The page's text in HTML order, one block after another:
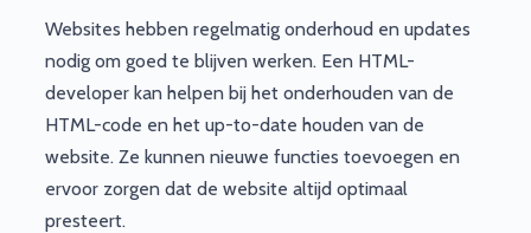
Websites hebben regelmatig onderhoud en updates
nodig om goed te blijven werken. Een HTML-
developer kan helpen bij het onderhouden van de
HTML-code en het up-to-date houden van de
website. Ze kunnen nieuwe functies toevoegen en
ervoor zorgen dat de website altijd optimaal
presteert.